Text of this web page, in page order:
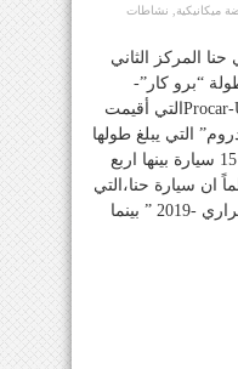
ميكانيكية
نشاطات
حنا المركز الثاني
“برو كار”-
الامارات العربية المتحدة ((Procar-UAEالتي أقيمت
التي يبلغ طولها
3.560 كلم. شاركت في السباق 15 سيارة بينها اربع
ان سيارة حنا،التي
لا يفارقها العلم اللبناني، هي “فيراري -2019 ” بينما